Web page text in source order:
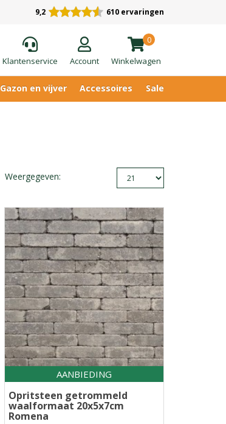
9,2 610 ervaringen
Klantenservice Account
0
Winkelwagen
Gazon en vijver Accessoires Sale
Weergegeven:
AANBIEDING
Opritsteen getrommeld
waalformaat 20x5x7cm
Romena